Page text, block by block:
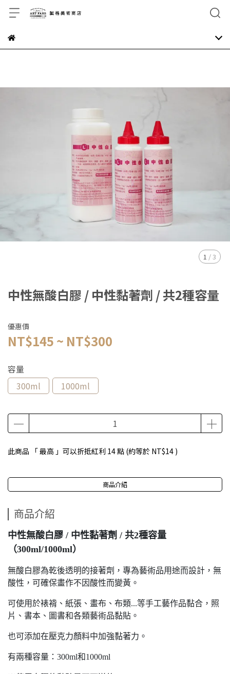
1 /3
中性無酸白膠 / 中性黏著劑 / 共2種容量
優惠價
NT$145 ~ NT$300
容量
300ml
1000ml
此商品 「 最高 」可以折抵紅利 14點 (約等於 NT$14 )
商品介紹
商品介紹
中性無酸白膠 / 中性黏著劑 / 共2種容量
（300ml/1000ml）
無酸白膠為乾後透明的接著劑，專為藝術品用途而設計，無
酸性，可確保畫作不因酸性而變黃。
可使用於裱褙、紙張、畫布、布類...等手工藝作品黏合，照
片、書本、圖書和各類藝術品黏貼 。
也可添加在壓克力顏料中加強黏著力。
有兩種容量：300ml和1000ml